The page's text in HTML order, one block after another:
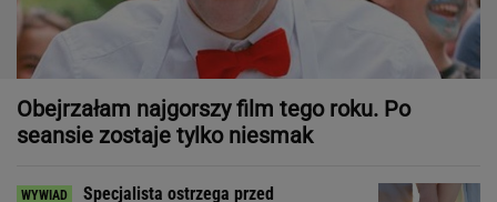
Obejrzałam najgorszy film tego roku. Po
seansie zostaje tylko niesmak
Specjalista ostrzega przed